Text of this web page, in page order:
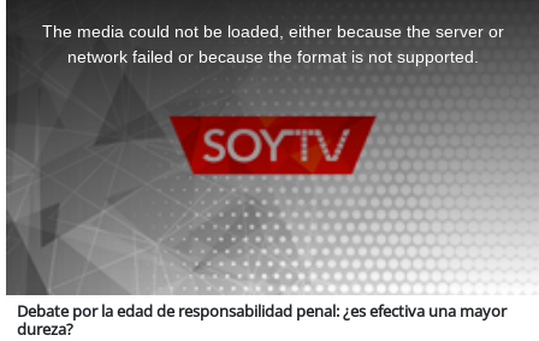
The media could not be loaded, either because the server or
network failed or because the format is not supported.
Debate por la edad de responsabilidad penal: ¿es efectiva una mayor
dureza?